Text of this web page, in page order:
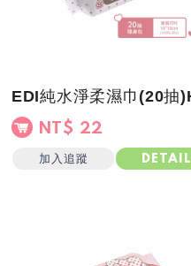
NT$ 22
加入追蹤 DETAIL